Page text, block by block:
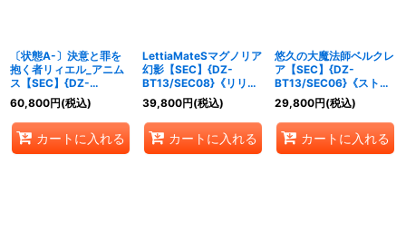
〔状態A-〕決意と罪を
抱く者リィエル_アニム
ス【SEC】{DZ-
BT13/SEC03}《ダーク
ステイツ/ケテルサンク
チュアリ》
60,800円(税込)
カートに入れる
LettiaMateSマグノリア
幻影【SEC】{DZ-
BT13/SEC08}《リリカ
ルモナステリオ》
39,800円(税込)
カートに入れる
悠久の大魔法師ベルクレ
ア【SEC】{DZ-
BT13/SEC06}《ストイ
ケイア》
29,800円(税込)
カートに入れる